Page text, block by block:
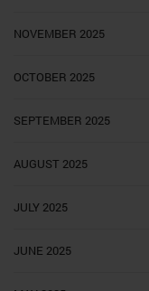
NOVEMBER 2025
OCTOBER 2025
SEPTEMBER 2025
AUGUST 2025
JULY 2025
JUNE 2025